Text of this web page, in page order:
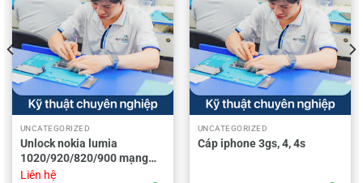
UNCATEGORIZED
Unlock nokia lumia
1020/920/820/900 mạng
AT&T
Liên hệ
UNCATEGORIZED
Cáp iphone 3gs, 4, 4s